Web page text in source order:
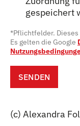
gespeichert
*Pflichtfelder. Dieses
Es gelten die Google
SENDEN
(c) Alexandra